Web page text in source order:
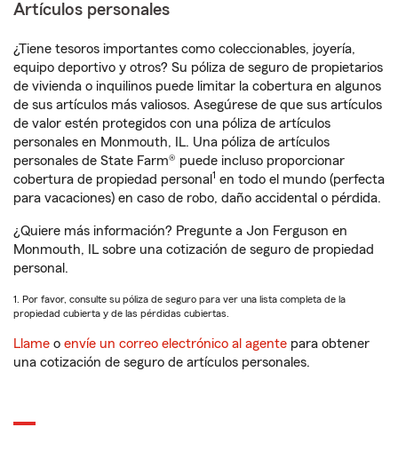
Artículos personales
¿Tiene tesoros importantes como coleccionables, joyería,
equipo deportivo y otros? Su póliza de seguro de propietarios
de vivienda o inquilinos puede limitar la cobertura en algunos
de sus artículos más valiosos. Asegúrese de que sus artículos
de valor estén protegidos con una póliza de artículos
personales en Monmouth, IL. Una póliza de artículos
personales de State Farm® puede incluso proporcionar
cobertura de propiedad personal 1 en todo el mundo (perfecta
para vacaciones) en caso de robo, daño accidental o pérdida.
¿Quiere más información? Pregunte a Jon Ferguson en
Monmouth, IL sobre una cotización de seguro de propiedad
personal.
1. Por favor, consulte su póliza de seguro para ver una lista completa de la
propiedad cubierta y de las pérdidas cubiertas.
Llame o envíe un correo electrónico al agente para obtener
una cotización de seguro de artículos personales.